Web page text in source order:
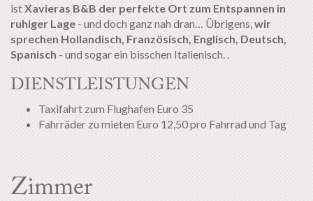
istXavieras B&B der perfekte Ort zum Entspannen in
ruhiger Lage - und doch ganz nah dran… Übrigens, wir
sprechen Hollandisch, Französisch, Englisch, Deutsch,
Spanisch - und sogar ein bisschen Italienisch. .
DIENSTLEISTUNGEN
Taxifahrt zum Flughafen Euro 35
Fahrräder zu mieten Euro 12,50 pro Fahrrad und Tag
Zimmer